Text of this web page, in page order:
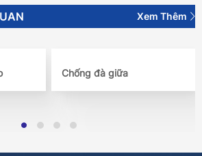
Xem Thêm
Chống đà giữa